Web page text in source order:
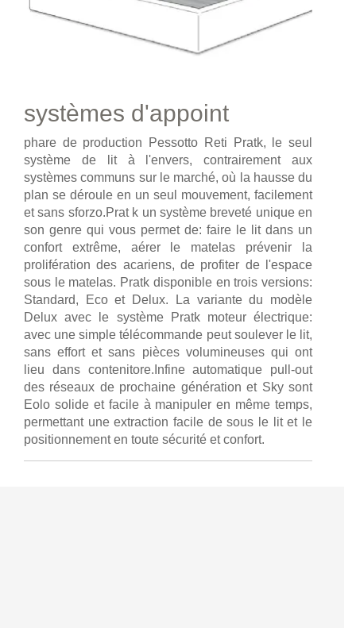
systèmes d'appoint
phare de production Pessotto Reti Pratk, le seul
système de lit à l'envers, contrairement aux
systèmes communs sur le marché, où la hausse du
plan se déroule en un seul mouvement, facilement
et sans sforzo.Prat k un système breveté unique en
son genre qui vous permet de: faire le lit dans un
confort extrême, aérer le matelas prévenir la
prolifération des acariens, de profiter de l'espace
sous le matelas. Pratk disponible en trois versions:
Standard, Eco et Delux. La variante du modèle
Delux avec le système Pratk moteur électrique:
avec une simple télécommande peut soulever le lit,
sans effort et sans pièces volumineuses qui ont
lieu dans contenitore.Infine automatique pull-out
des réseaux de prochaine génération et Sky sont
Eolo solide et facile à manipuler en même temps,
permettant une extraction facile de sous le lit et le
positionnement en toute sécurité et confort.